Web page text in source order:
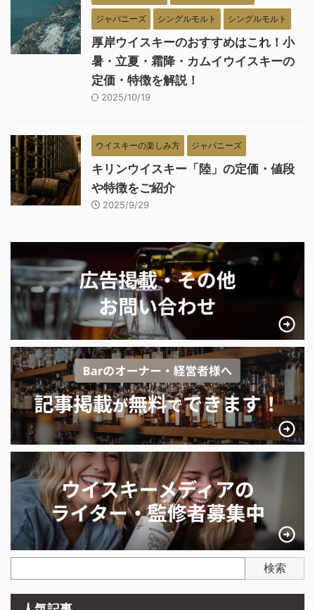
ジャパニーズ シングルモルト シングルモルト
厚岸ウイスキーのおすすめはこれ！小
暑・立夏・霜降・カムイウイスキーの
定価・特徴を解説！
2025/10/19
ウイスキーの楽しみ方 ジャパニーズ
キリンウイスキー「陸」の定価・値段
や特徴をご紹介
2025/9/29
検索